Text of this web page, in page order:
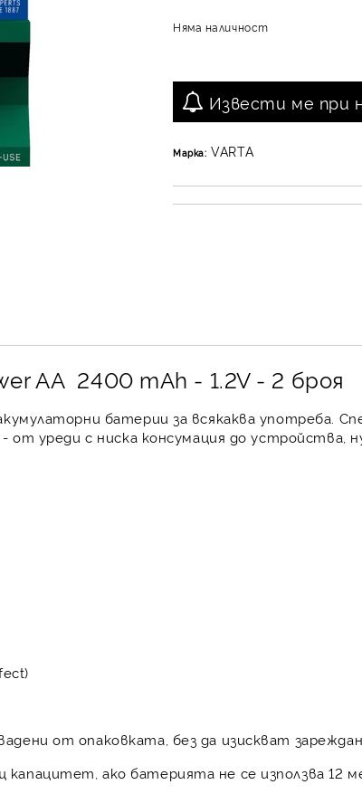
Няма наличност
Извести ме при
Марка: VARTA
AA 2400 mAh - 1.2V - 2 броя
батерии за всякаква употреба.
уреди с ниска консумация до устройства,
от опаковката, без да изискват
ако батерията не се използва 12